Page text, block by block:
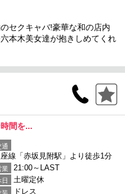
セクキャバ!豪華な和の店内
本木美女達が抱きしめてくれ
間を...
通
線「赤坂見附駅」より徒歩1分
業 21:00～LAST
日 土曜定休
装 ドレス